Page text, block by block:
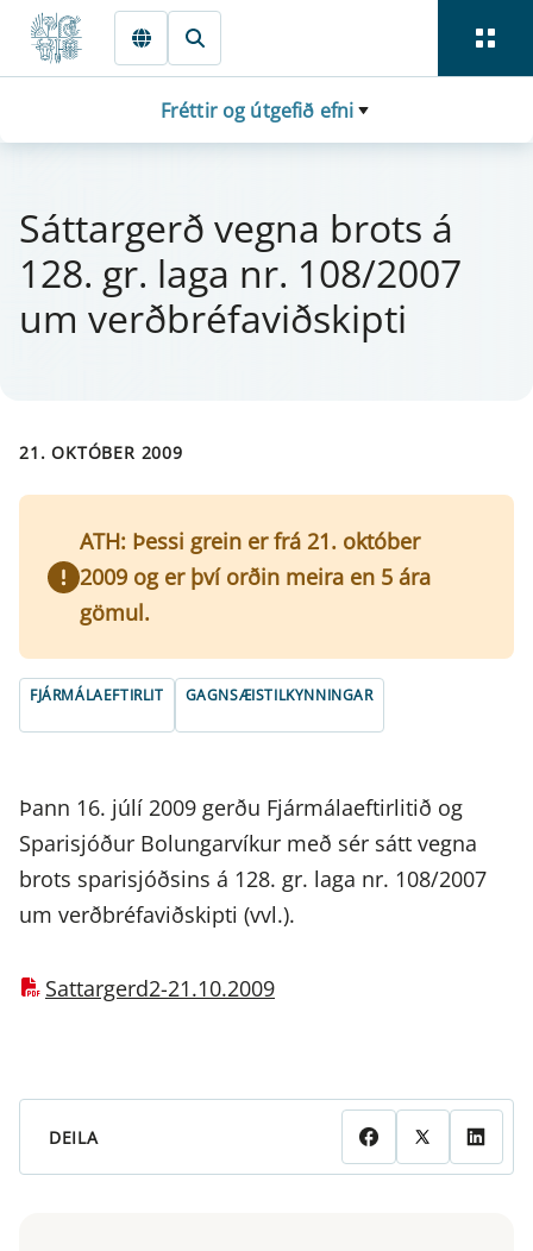
Fara beint í Meginmál
Fréttir og útgefið efni
Sá­tt­ar­gerð vegna brots á
128. gr. laga nr. 108/2007
um verðbréfaviðskipti
21. OKTÓBER 2009
ATH: Þessi grein er frá 21. október
2009 og er því orðin meira en 5 ára
gömul.
FJÁRMÁLAEFTIRLIT GAGNSÆISTILKYNNINGAR
Þann 16. júlí 2009 gerðu Fjármálaeftirlitið og
Sparisjóður Bolungarvíkur með sér sátt vegna
brots sparisjóðsins á 128. gr. laga nr. 108/2007
um verðbréfaviðskipti (vvl.).
Sattargerd2-21.10.2009
DEILA